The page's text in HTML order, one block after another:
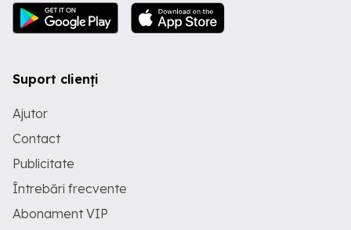
Suport clienți
Ajutor
Contact
Publicitate
Întrebări frecvente
Abonament VIP